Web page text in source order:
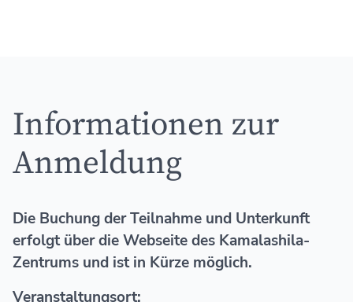
Informationen zur
Anmeldung
Die Buchung der Teilnahme und Unterkunft
erfolgt über die Webseite des Kamalashila-
Zentrums und ist in Kürze möglich.
Veranstaltungsort: